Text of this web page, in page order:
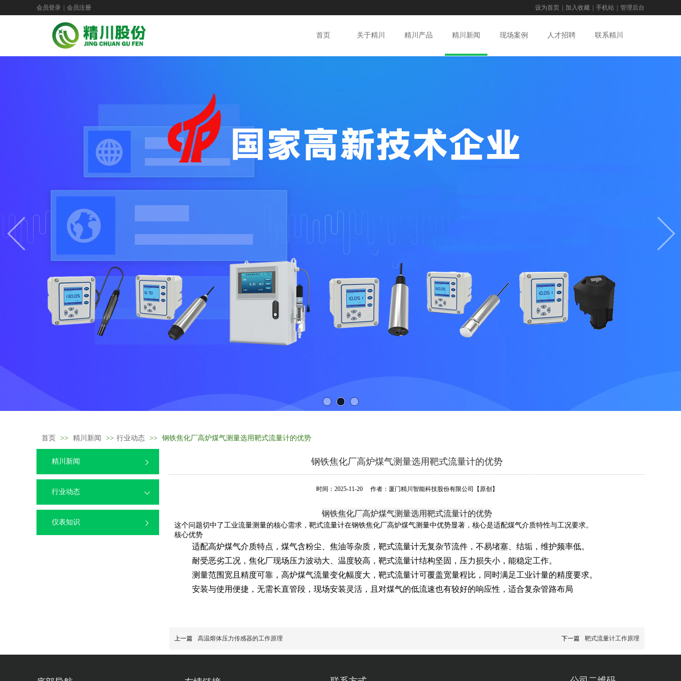
首页 关于精川 精川产品 精川新闻 现场案例 人才招聘 联系精川
会员登录 会员注册 设为首页 加入收藏 手机站 管理后台
首页 >> 精川新闻 >> 行业动态 >> 钢铁焦化厂高炉煤气测量选用靶式流量计的优势
精川新闻
行业动态
仪表知识
钢铁焦化厂高炉煤气测量选用靶式流量计的优势
时间：2025-11-20 作者：厦门精川智能科技股份有限公司 【原创】
钢铁焦化厂高炉煤气测量选用靶式流量计的优势
这个问题切中了工业流量测量的核心需求，靶式流量计在钢铁焦化厂高炉煤气测量中优势显著，核心是适配煤气介质特性与工况要求。
核心优势
适配高炉煤气介质特点，煤气含粉尘、焦油等杂质，靶式流量计无复杂节流件，不易堵塞、结垢，维护频率低。
耐受恶劣工况，焦化厂现场压力波动大、温度较高，靶式流量计结构坚固，压力损失小，能稳定工作。
测量范围宽且精度可靠，高炉煤气流量变化幅度大，靶式流量计可覆盖宽量程比，同时满足工业计量的精度要求。
安装与使用便捷，无需长直管段，现场安装灵活，且对煤气的低流速也有较好的响应性，适合复杂管路布局
上一篇 高温熔体压力传感器的工作原理 下一篇 靶式流量计工作原理